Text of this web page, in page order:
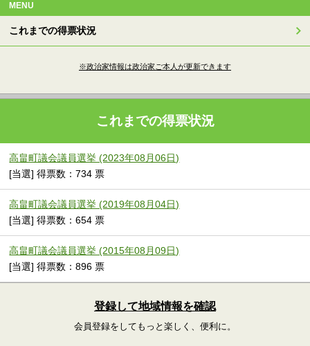
MENU
これまでの得票状況
※政治家情報は政治家ご本人が更新できます
これまでの得票状況
高畠町議会議員選挙 (2023年08月06日)
[当選] 得票数：734 票
高畠町議会議員選挙 (2019年08月04日)
[当選] 得票数：654 票
高畠町議会議員選挙 (2015年08月09日)
[当選] 得票数：896 票
登録して地域情報を確認
会員登録をしてもっと楽しく、便利に。